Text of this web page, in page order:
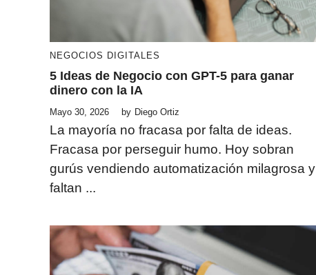
NEGOCIOS DIGITALES
5 Ideas de Negocio con GPT-5 para ganar
dinero con la IA
Mayo 30, 2026 by Diego Ortiz
La mayoría no fracasa por falta de ideas.
Fracasa por perseguir humo. Hoy sobran
gurús vendiendo automatización milagrosa y
faltan ...